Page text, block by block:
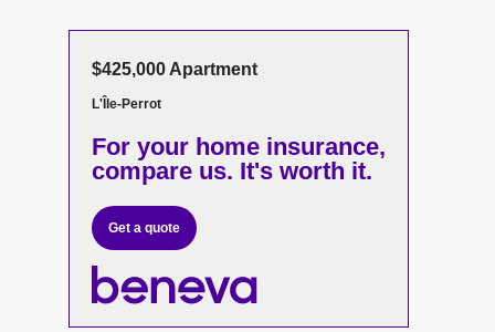
$425,000 Apartment
L'Île-Perrot
For your home insurance,
compare us. It's worth it.
Get a quote